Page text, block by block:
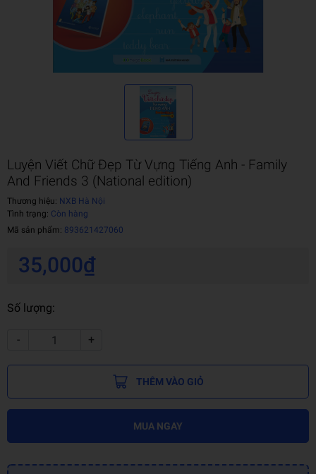
Luyện Viết Chữ Đẹp Từ Vựng Tiếng Anh - Family
And Friends 3 (National edition)
Thương hiệu: NXB Hà Nội
Tình trạng: Còn hàng
Mã sản phẩm: 893621427060
35,000₫
Số lượng:
- +
THÊM VÀO GIỎ
MUA NGAY